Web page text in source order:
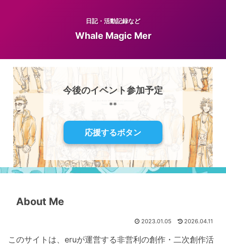
日記・活動記録など
Whale Magic Mer
今後のイベント参加予定
**
応援するボタン
About Me
2023.01.05 2026.04.11
このサイトは、eruが運営する非営利の創作・二次創作活